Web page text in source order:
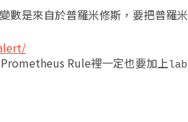
數是來自於普羅米修斯，要把普羅
Prometheus Rule裡一定也要加上